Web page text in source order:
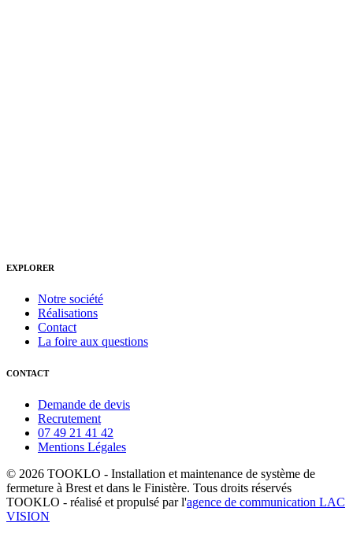
EXPLORER
Notre société
Réalisations
Contact
La foire aux questions
CONTACT
Demande de devis
Recrutement
07 49 21 41 42
Mentions Légales
© 2026 TOOKLO - Installation et maintenance de système de
fermeture à Brest et dans le Finistère. Tous droits réservés
TOOKLO - réalisé et propulsé par l'agence de communication LAC
VISION